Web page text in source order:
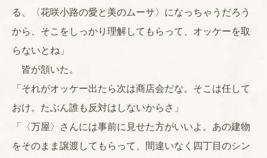
る、〈花咲小路の愛と美のムーサ〉になっちゃうだろう
から、そこをしっかり理解してもらって、オッケーを取
らないとね」
皆が頷いた。
「それがオッケー出たら次は商店会だな。そこは任して
おけ。たぶん誰も反対はしないからさ」
「〈万屋〉さんには事前に見せた方がいいよ。あの建物
をそのまま譲渡してもらって、間違いなく四丁目のシン